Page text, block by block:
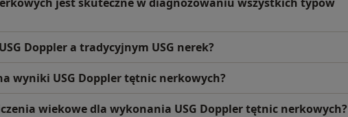
Doppler a tradycyjnym USG nerek?
wyniki USG Doppler tętnic nerkowych?
wiekowe dla wykonania USG Doppler tętnic nerkowych?